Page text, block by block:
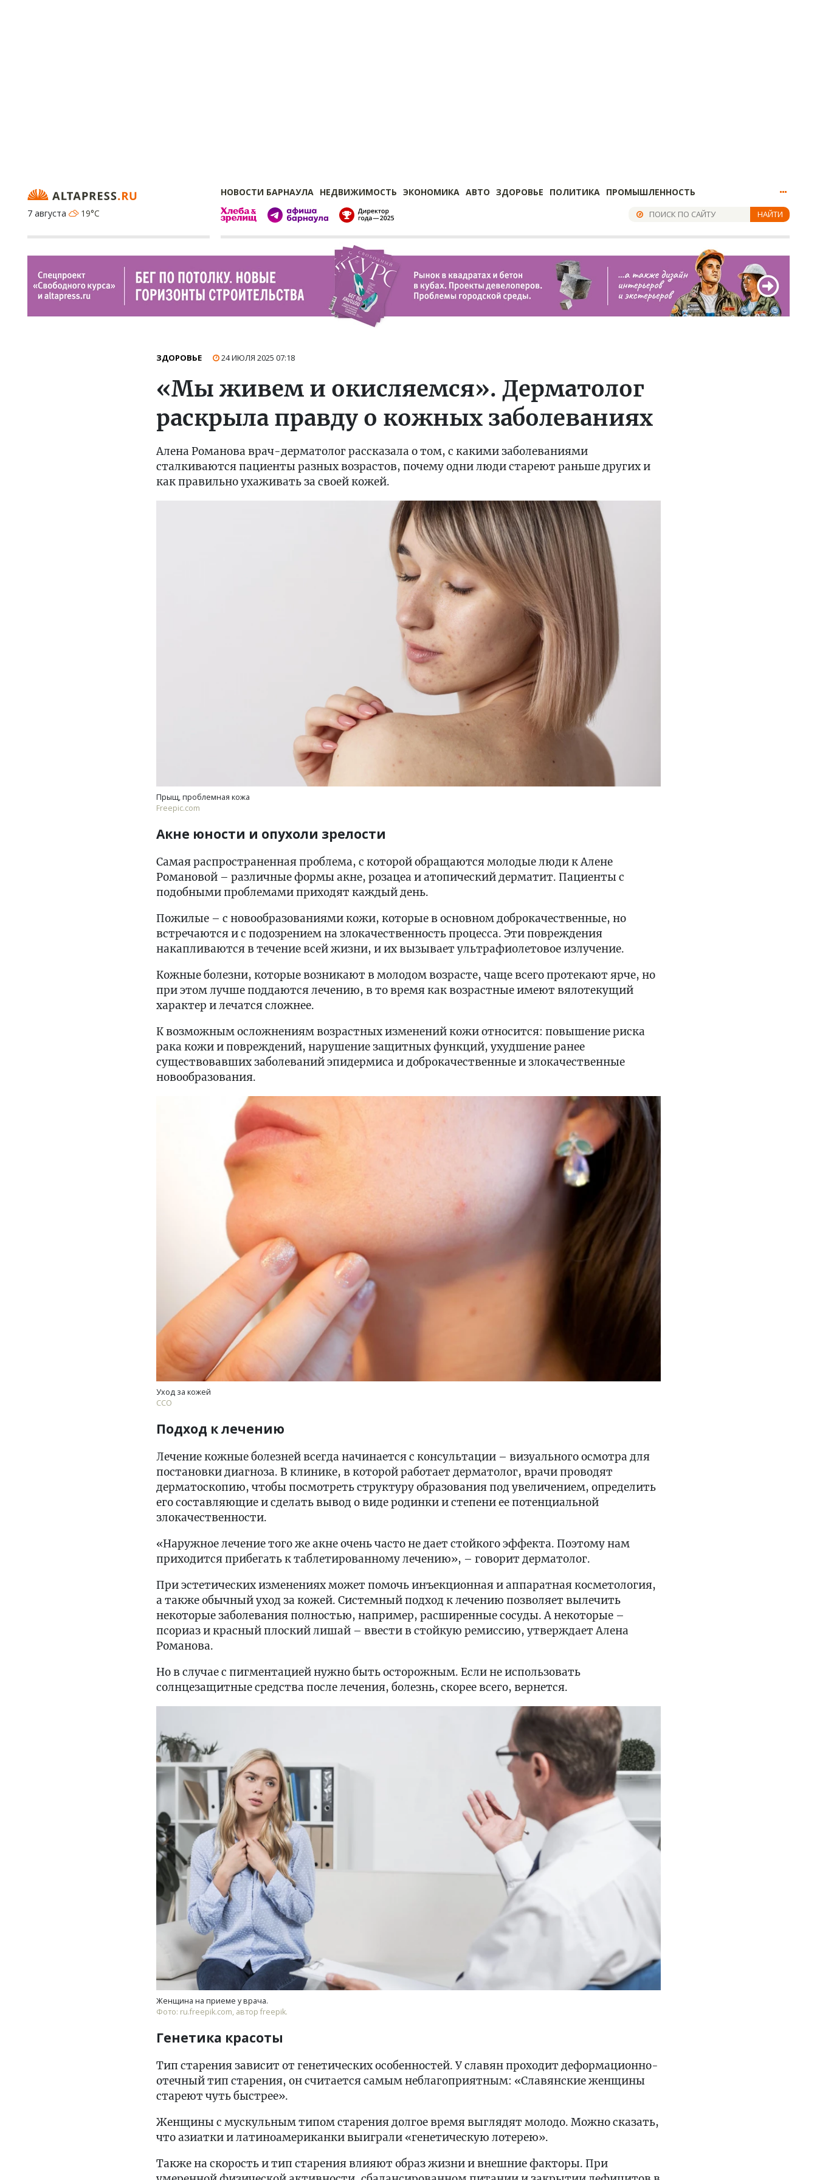
НОВОСТИ БАРНАУЛА НЕДВИЖИМОСТЬ ЭКОНОМИКА АВТО ЗДОРОВЬЕ ПОЛИТИКА ПРОМЫШЛЕННОСТЬ
7 августа
19°C НАЙТИ
ЗДОРОВЬЕ 24 ИЮЛЯ 2025 07:18
«Мы живем и окисляемся». Дерматолог
раскрыла правду о кожных заболеваниях
Алена Романова врач-дерматолог рассказала о том, с какими заболеваниями
сталкиваются пациенты разных возрастов, почему одни люди стареют раньше других и
как правильно ухаживать за своей кожей.
Прыщ, проблемная кожа
Freepic.com
Акне юности и опухоли зрелости
Самая распространенная проблема, с которой обращаются молодые люди к Алене
Романовой – различные формы акне, розацеа и атопический дерматит. Пациенты с
подобными проблемами приходят каждый день.
Пожилые – с новообразованиями кожи, которые в основном доброкачественные, но
встречаются и с подозрением на злокачественность процесса. Эти повреждения
накапливаются в течение всей жизни, и их вызывает ультрафиолетовое излучение.
Кожные болезни, которые возникают в молодом возрасте, чаще всего протекают ярче, но
при этом лучше поддаются лечению, в то время как возрастные имеют вялотекущий
характер и лечатся сложнее.
К возможным осложнениям возрастных изменений кожи относится: повышение риска
рака кожи и повреждений, нарушение защитных функций, ухудшение ранее
существовавших заболеваний эпидермиса и доброкачественные и злокачественные
новообразования.
Уход за кожей
ССО
Подход к лечению
Лечение кожные болезней всегда начинается с консультации – визуального осмотра для
постановки диагноза. В клинике, в которой работает дерматолог, врачи проводят
дерматоскопию, чтобы посмотреть структуру образования под увеличением, определить
его составляющие и сделать вывод о виде родинки и степени ее потенциальной
злокачественности.
«Наружное лечение того же акне очень часто не дает стойкого эффекта. Поэтому нам
приходится прибегать к таблетированному лечению», – говорит дерматолог.
При эстетических изменениях может помочь инъекционная и аппаратная косметология,
а также обычный уход за кожей. Системный подход к лечению позволяет вылечить
некоторые заболевания полностью, например, расширенные сосуды. А некоторые –
псориаз и красный плоский лишай – ввести в стойкую ремиссию, утверждает Алена
Романова.
Но в случае с пигментацией нужно быть осторожным. Если не использовать
солнцезащитные средства после лечения, болезнь, скорее всего, вернется.
Женщина на приеме у врача.
Фото: ru.freepik.com, автор freepik.
Генетика красоты
Тип старения зависит от генетических особенностей. У славян проходит деформационно-
отечный тип старения, он считается самым неблагоприятным: «Славянские женщины
стареют чуть быстрее».
Женщины с мускульным типом старения долгое время выглядят молодо. Можно сказать,
что азиатки и латиноамериканки выиграли «генетическую лотерею».
Также на скорость и тип старения влияют образ жизни и внешние факторы. При